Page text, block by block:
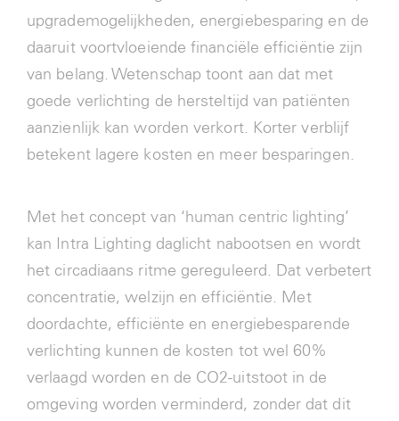
upgrademogelijkheden, energiebesparing en de
daaruit voortvloeiende financiële efficiëntie zijn
van belang. Wetenschap toont aan dat met
goede verlichting de hersteltijd van patiënten
aanzienlijk kan worden verkort. Korter verblijf
betekent lagere kosten en meer besparingen.
Met het concept van ‘human centric lighting’
kan Intra Lighting daglicht nabootsen en wordt
het circadiaans ritme gereguleerd. Dat verbetert
concentratie, welzijn en efficiëntie. Met
doordachte, efficiënte en energiebesparende
verlichting kunnen de kosten tot wel 60%
verlaagd worden en de CO2-uitstoot in de
omgeving worden verminderd, zonder dat dit